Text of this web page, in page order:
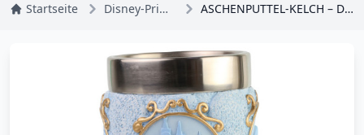
Startseite Disney-Prinzessinnen ASCHENPUTTEL-KELCH – DISNEY SHOWCASE